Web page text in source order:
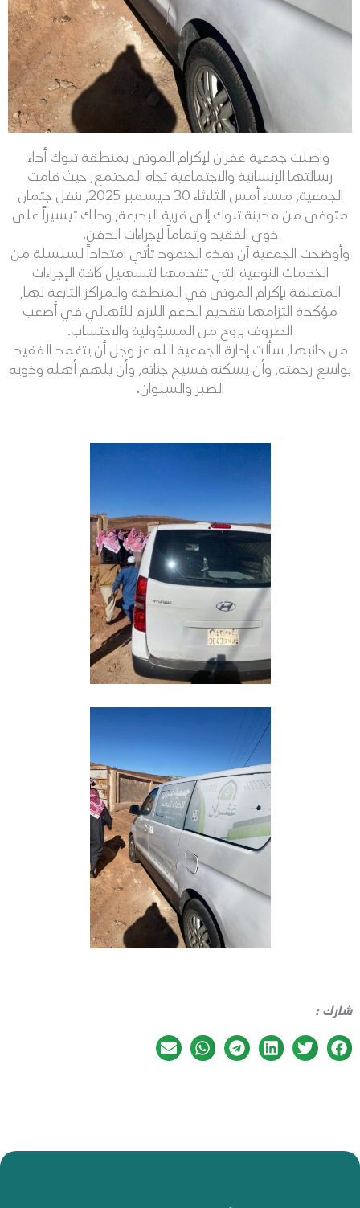
واصلت جمعية غفران لإكرام الموتى بمنطقة تبوك أداء
رسالتها الإنسانية والاجتماعية تجاه المجتمع، حيث قامت
الجمعية، مساء أمس الثلاثاء 30 ديسمبر 2025، بنقل جثمان
متوفى من مدينة تبوك إلى قرية البديعة، وذلك تيسيراً على
ذوي الفقيد وإتماماً لإجراءات الدفن.
وأوضحت الجمعية أن هذه الجهود تأتي امتداداً لسلسلة من
الخدمات النوعية التي تقدمها لتسهيل كافة الإجراءات
المتعلقة بإكرام الموتى في المنطقة والمراكز التابعة لها،
مؤكدة التزامها بتقديم الدعم اللازم للأهالي في أصعب
الظروف بروح من المسؤولية والاحتساب.
من جانبها، سألت إدارة الجمعية الله عز وجل أن يتغمد الفقيد
بواسع رحمته، وأن يسكنه فسيح جناته، وأن يلهم أهله وذويه
الصبر والسلوان.
شارك :